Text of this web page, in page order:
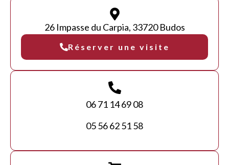
26 Impasse du Carpia, 33720 Budos
Réserver une visite
06 71 14 69 08
05 56 62 51 58